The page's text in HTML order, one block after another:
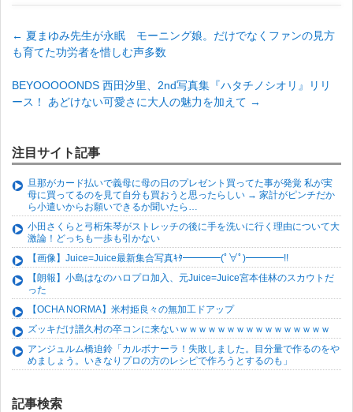
← 夏まゆみ先生が永眠 モーニング娘。だけでなくファンの見方
も育てた功労者を惜しむ声多数
BEYOOOOONDS 西田汐里、2nd写真集『ハタチノシオリ』リリ
ース！ あどけない可愛さに大人の魅力を加えて →
注目サイト記事
旦那がカード払いで義母に母の日のプレゼント買ってた事が発覚 私が実
母に買ってるのを見て自分も買おうと思ったらしい → 家計がピンチだか
ら小遣いからお願いできるか聞いたら…
小田さくらと弓桁朱琴がストレッチの後に手を洗いに行く理由について大
激論！どっちも一歩も引かない
【画像】Juice=Juice最新集合写真ｷﾀ━━━━(ﾟ∀ﾟ)━━━━!!
【朗報】小島はなのハロプロ加入、元Juice=Juice宮本佳林のスカウトだ
った
【OCHA NORMA】米村姫良々の無加工ドアップ
ズッキだけ譜久村の卒コンに来ないｗｗｗｗｗｗｗｗｗｗｗｗｗｗｗｗ
アンジュルム橋迫鈴「カルボナーラ！失敗しました。目分量で作るのをや
めましょう。いきなりプロの方のレシピで作ろうとするのも」
記事検索